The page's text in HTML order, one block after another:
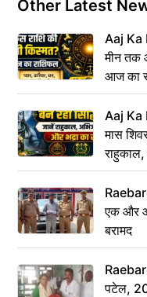
Other Latest
Aaj
मीन तक
आज का
Aaj
मास
एक और
बरामद
पटेल,